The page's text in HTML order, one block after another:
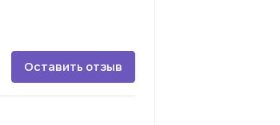
Оставить отзыв